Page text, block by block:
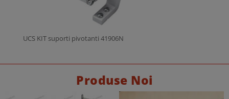
UCS KIT suporti pivotanti 41906N
Produse Noi